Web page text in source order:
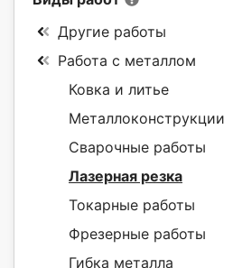
Другие работы
Работа с металлом
Ковка и литье
Металлоконструкции
Сварочные работы
Лазерная резка
Токарные работы
Фрезерные работы
Гибка металла